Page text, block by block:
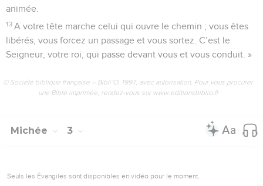
animée.
13 A votre tête marche celui qui ouvre le chemin ; vous êtes
libérés, vous forcez un passage et vous sortez. C’est le
Seigneur, votre roi, qui passe devant vous et vous conduit. »
© Société biblique française – Bibli’O, 1997, avec autorisation. Pour vous procurer
une Bible imprimée, rendez-vous sur www.editionsbiblio.fr
Michée 3
Seuls les Évangiles sont disponibles en vidéo pour le moment.